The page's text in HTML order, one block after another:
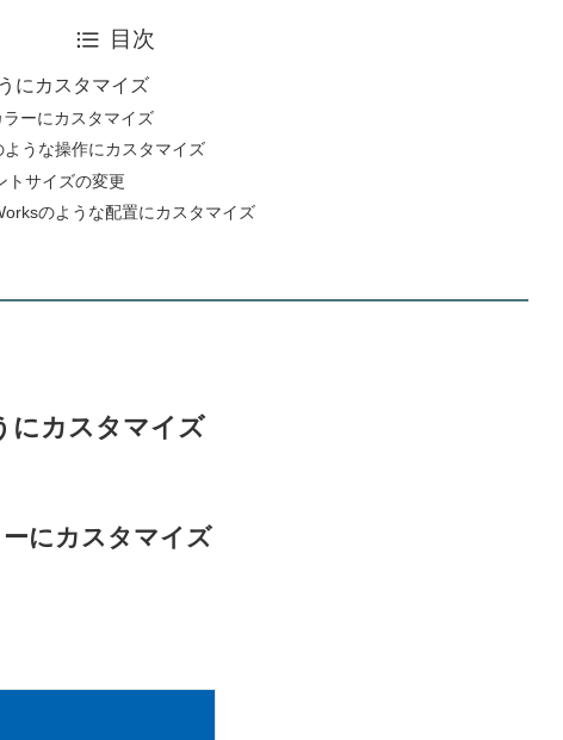
目次
にカスタマイズ
ーにカスタマイズ
うな操作にカスタマイズ
トサイズの変更
のような配置にカスタマイズ
にカスタマイズ
にカスタマイズ